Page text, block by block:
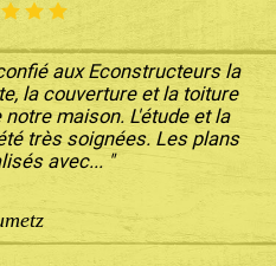
aux Econstructeurs la
la couverture et la toiture
maison. L'étude et la
très soignées. Les plans
avec... "